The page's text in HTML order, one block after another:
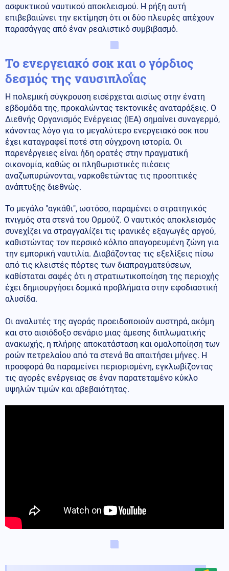
ασφυκτικού ναυτικού αποκλεισμού. Η ρήξη αυτή
επιβεβαιώνει την εκτίμηση ότι οι δύο πλευρές απέχουν
παρασάγγας από έναν ρεαλιστικό συμβιβασμό.
Το ενεργειακό σοκ και ο γόρδιος
δεσμός της ναυσιπλοΐας
Η πολεμική σύγκρουση εισέρχεται αισίως στην ένατη
εβδομάδα της, προκαλώντας τεκτονικές αναταράξεις. Ο
Διεθνής Οργανισμός Ενέργειας (IEA) σημαίνει συναγερμό,
κάνοντας λόγο για το μεγαλύτερο ενεργειακό σοκ που
έχει καταγραφεί ποτέ στη σύγχρονη ιστορία. Οι
παρενέργειες είναι ήδη ορατές στην πραγματική
οικονομία, καθώς οι πληθωριστικές πιέσεις
αναζωπυρώνονται, ναρκοθετώντας τις προοπτικές
ανάπτυξης διεθνώς.
Το μεγάλο "αγκάθι", ωστόσο, παραμένει ο στρατηγικός
πνιγμός στα στενά του Ορμούζ. Ο ναυτικός αποκλεισμός
συνεχίζει να στραγγαλίζει τις ιρανικές εξαγωγές αργού,
καθιστώντας τον περσικό κόλπο απαγορευμένη ζώνη για
την εμπορική ναυτιλία. Διαβάζοντας τις εξελίξεις πίσω
από τις κλειστές πόρτες των διαπραγματεύσεων,
καθίσταται σαφές ότι η στρατιωτικοποίηση της περιοχής
έχει δημιουργήσει δομικά προβλήματα στην εφοδιαστική
αλυσίδα.
Οι αναλυτές της αγοράς προειδοποιούν αυστηρά, ακόμη
και στο αισιόδοξο σενάριο μιας άμεσης διπλωματικής
ανακωχής, η πλήρης αποκατάσταση και ομαλοποίηση των
ροών πετρελαίου από τα στενά θα απαιτήσει μήνες. Η
προσφορά θα παραμείνει περιορισμένη, εγκλωβίζοντας
τις αγορές ενέργειας σε έναν παρατεταμένο κύκλο
υψηλών τιμών και αβεβαιότητας.